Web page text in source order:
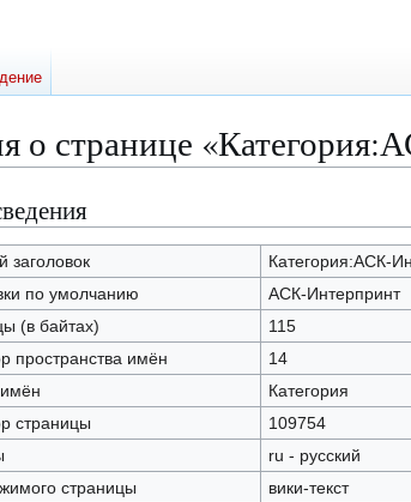
о странице
Категория:АСК-
по умолчанию
АСК-Интерпринт
(в байтах)
115
пространства имён
14
Категория
страницы
109754
ru - русский
страницы
вики-текст